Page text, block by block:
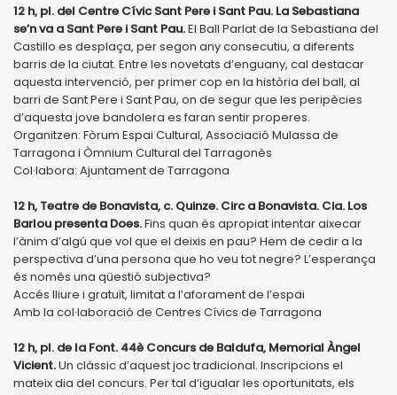
12 h, pl. del Centre Cívic Sant Pere i Sant Pau. La Sebastiana
se’n va a Sant Pere i Sant Pau.El Ball Parlat de la Sebastiana del
Castillo es desplaça, per segon any consecutiu, a diferents
barris de la ciutat. Entre les novetats d’enguany, cal destacar
aquesta intervenció, per primer cop en la història del ball, al
barri de Sant Pere i Sant Pau, on de segur que les peripècies
d’aquesta jove bandolera es faran sentir properes.
Organitzen: Fòrum Espai Cultural, Associació Mulassa de
Tarragona i Òmnium Cultural del Tarragonès
Col·labora: Ajuntament de Tarragona
12 h, Teatre de Bonavista, c. Quinze. Circ a Bonavista. Cia. Los
Barlou presenta Does.Fins quan és apropiat intentar aixecar
l’ànim d’algú que vol que el deixis en pau? Hem de cedir a la
perspectiva d’una persona que ho veu tot negre? L’esperança
és només una qüestió subjectiva?
Accés lliure i gratuït, limitat a l’aforament de l’espai
Amb la col·laboració de Centres Cívics de Tarragona
12 h, pl. de la Font. 44è Concurs de Baldufa, Memorial Àngel
Vicient.Un clàssic d’aquest joc tradicional. Inscripcions el
mateix dia del concurs. Per tal d’igualar les oportunitats, els